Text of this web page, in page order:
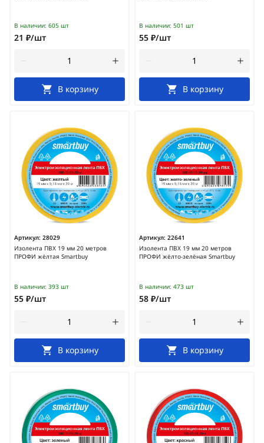
В наличии: 605 шт
21 ₽/шт
В корзину
В наличии: 501 шт
55 ₽/шт
В корзину
Артикул: 28029
Изолента ПВХ 19 мм 20 метров
ПРОФИ жёлтая Smartbuy
В наличии: 393 шт
55 ₽/шт
В корзину
Артикул: 22641
Изолента ПВХ 19 мм 20 метров
ПРОФИ жёлто-зелёная Smartbuy
В наличии: 473 шт
58 ₽/шт
В корзину